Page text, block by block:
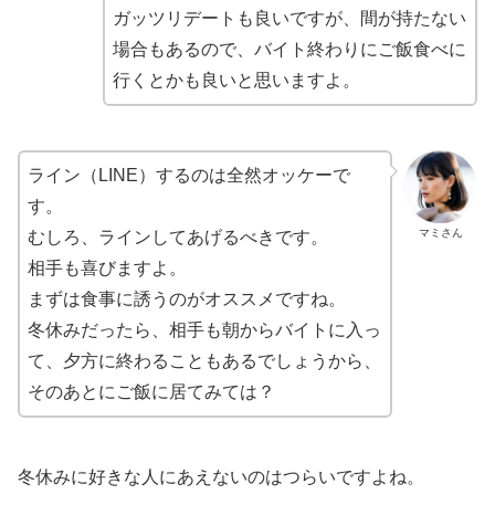
ガッツリデートも良いですが、間が持たない
場合もあるので、バイト終わりにご飯食べに
行くとかも良いと思いますよ。
マミさん
ライン（LINE）するのは全然オッケーで
す。
むしろ、ラインしてあげるべきです。
相手も喜びますよ。
まずは食事に誘うのがオススメですね。
冬休みだったら、相手も朝からバイトに入っ
て、夕方に終わることもあるでしょうから、
そのあとにご飯に居てみては？
冬休みに好きな人にあえないのはつらいですよね。